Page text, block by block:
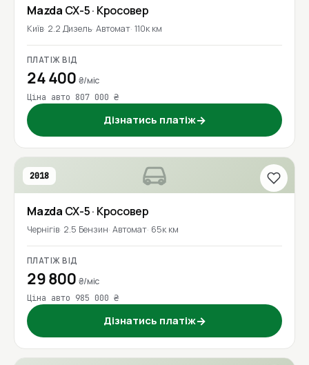
Mazda CX-5· Кросовер
Київ 2.2 Дизель Автомат 110к км
ПЛАТІЖ ВІД
24 400 ₴/міс
Ціна авто 807 000 ₴
Дізнатись платіж→
2018
Mazda CX-5· Кросовер
Чернігів 2.5 Бензин Автомат 65к км
ПЛАТІЖ ВІД
29 800 ₴/міс
Ціна авто 985 000 ₴
Дізнатись платіж→